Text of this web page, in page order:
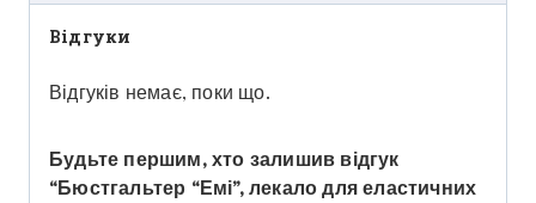
Відгуки
Відгуків немає, поки що.
Будьте першим, хто залишив відгук
“Бюстгальтер “Емі”, лекало для еластичних